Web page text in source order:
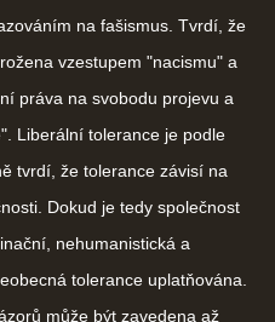
na fašismus. Tvrdí, že
vzestupem "nacismu" a
práva na svobodu projevu a
Liberální tolerance je podle
tvrdí, že tolerance závisí na
Dokud je tedy společnost
nehumanistická a
tolerance uplatňována.
může být zavedena až